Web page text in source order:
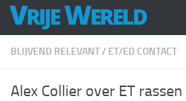
Doorgaan naar inhoud
BLIJVEND RELEVANT/ ET/ED CONTACT
Alex Collier over ET rassen